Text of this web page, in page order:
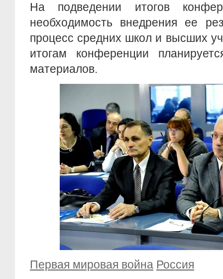
На подведении итогов
необходимость внедрения ее
процесс средних школ и высших
итогам конференции
материалов.
Первая мировая война Россия